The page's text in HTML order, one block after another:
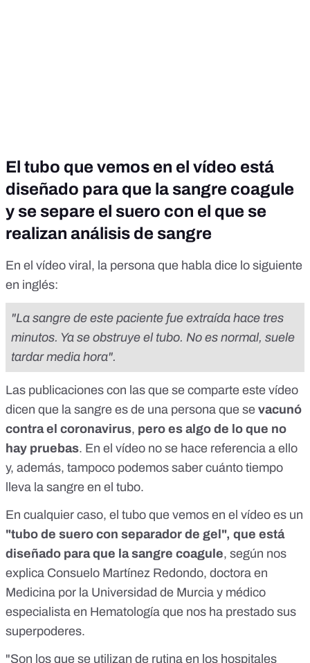
El tubo que vemos en el vídeo está
diseñado para que la sangre coagule
y se separe el suero con el que se
realizan análisis de sangre
En el vídeo viral, la persona que habla dice lo siguiente
en inglés:
"La sangre de este paciente fue extraída hace tres
minutos. Ya se obstruye el tubo. No es normal, suele
tardar media hora".
Las publicaciones con las que se comparte este vídeo
dicen que la sangre es de una persona que se vacunó
contra el coronavirus, pero es algo de lo que no
hay pruebas. En el vídeo no se hace referencia a ello
y, además, tampoco podemos saber cuánto tiempo
lleva la sangre en el tubo.
En cualquier caso, el tubo que vemos en el vídeo es un
"tubo de suero con separador de gel ", que está
diseñado para que la sangre coagule, según nos
explica Consuelo Martínez Redondo, doctora en
Medicina por la Universidad de Murcia y médico
especialista en Hematología que nos ha prestado sus
superpoderes.
"Son los que se utilizan de rutina en los hospitales